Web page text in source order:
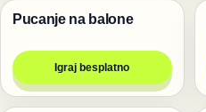
Pucanje
Pucanje na balone
Igraj besplatno